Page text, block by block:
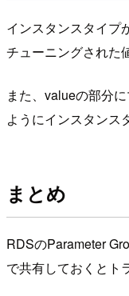
インスタンスタイプ
チューニングされた
また、valueの部分
ようにインスタンス
まとめ
RDSのParameter
で共有しておくとト